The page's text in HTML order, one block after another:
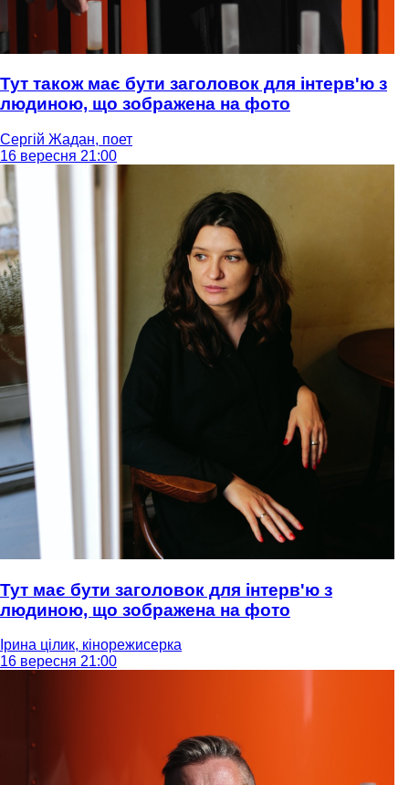
Тут також має бути заголовок для інтерв'ю з
людиною, що зображена на фото
Сергій Жадан, поет
16 вересня 21:00
Тут має бути заголовок для інтерв'ю з
людиною, що зображена на фото
Ірина цілик, кінорежисерка
16 вересня 21:00